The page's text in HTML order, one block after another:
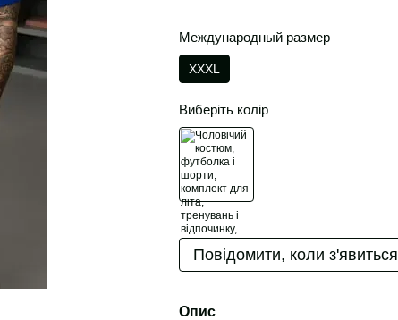
Международный размер
XXXL
Виберіть колір
Повідомити, коли з'явиться
Опис